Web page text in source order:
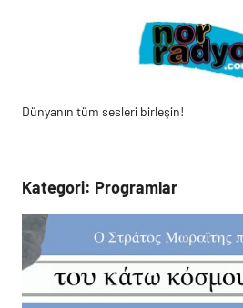
Nor
Radyo
Dünyanın tüm sesleri birleşin!
Kategori: Programlar